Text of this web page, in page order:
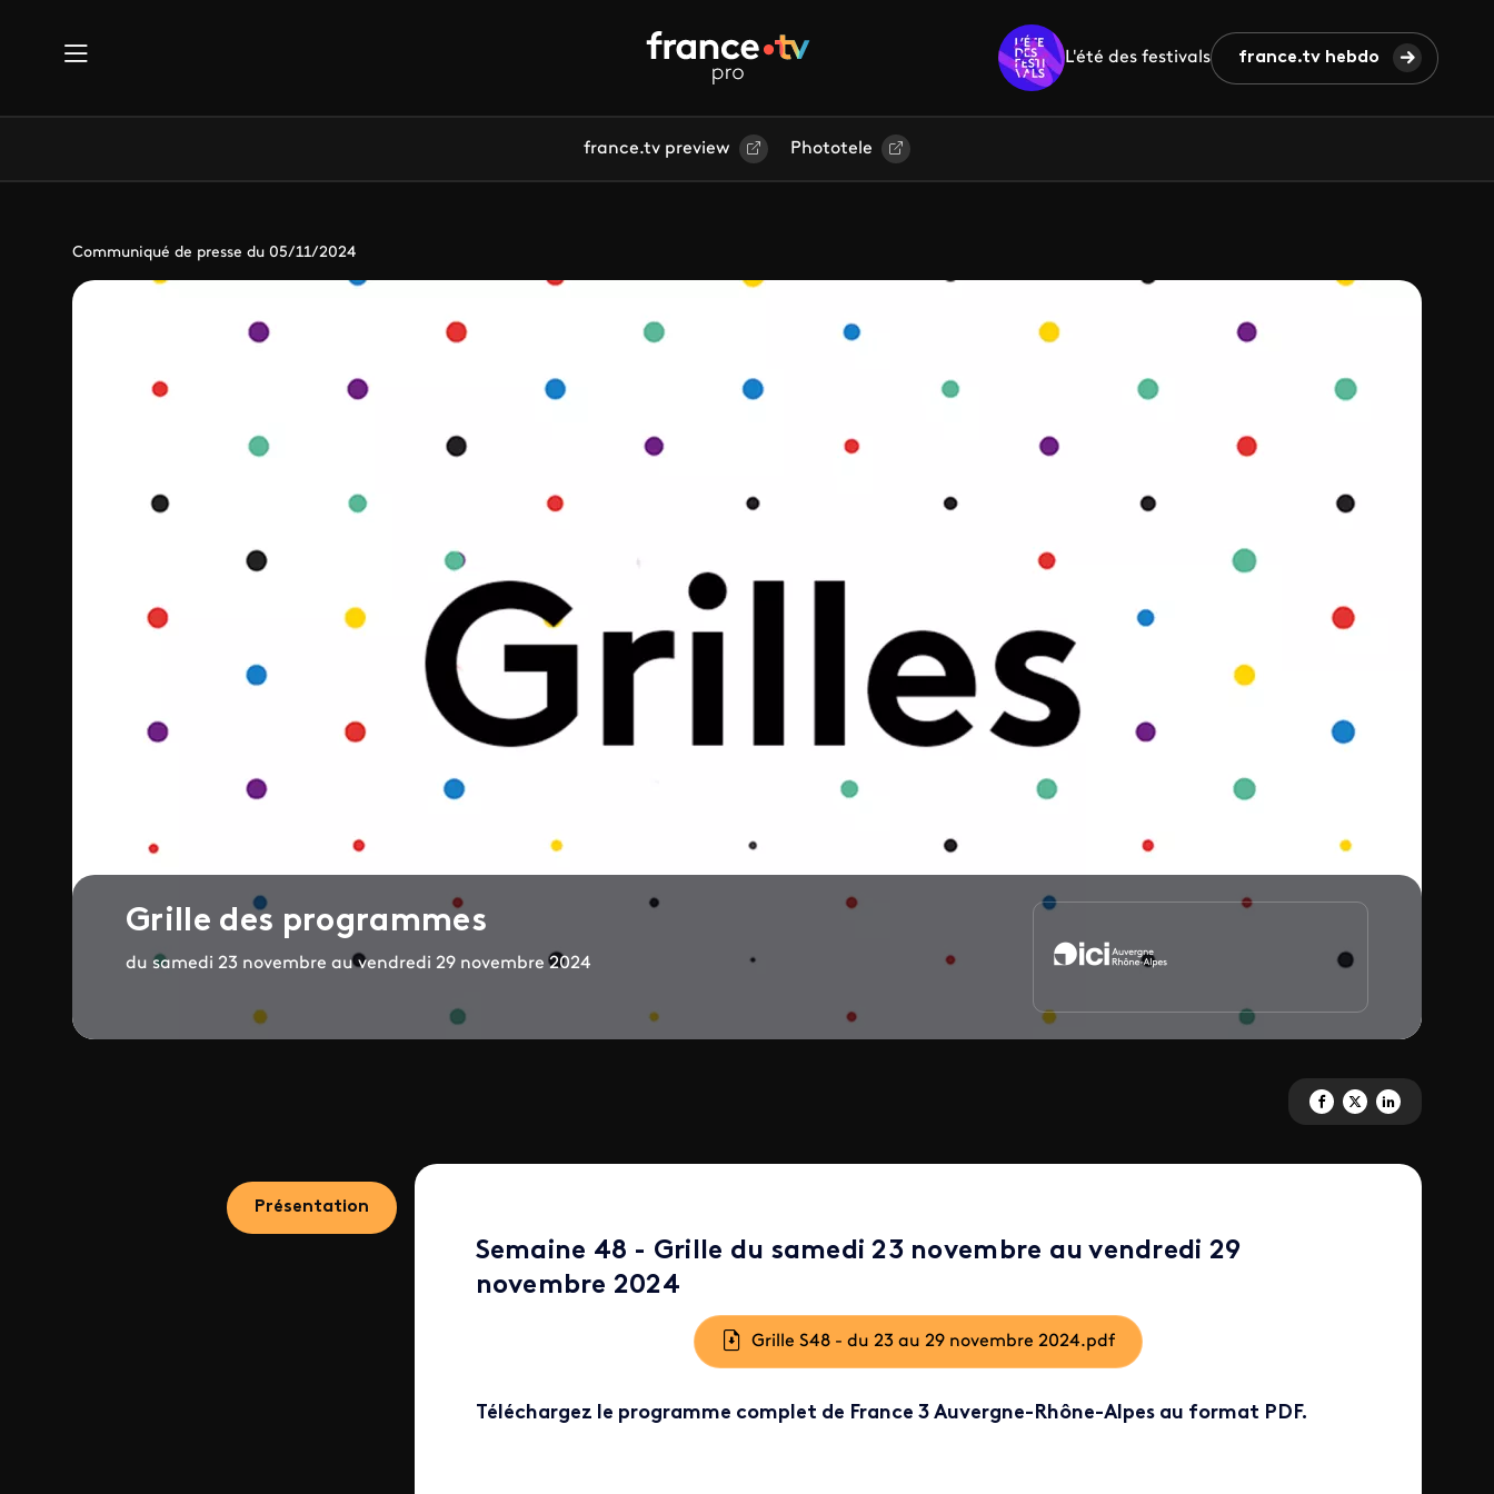
L'été des festivals france.tv hebdo
france.tv preview Phototele
Communiqué de presse du 05/11/2024
Grille des programmes
du samedi 23 novembre au vendredi 29 novembre 2024
Partagez 'Grille des
Partagez 'Grille des
Partagez 'Grille
Présentation
Semaine 48 - Grille du samedi 23 novembre au vendredi 29
novembre 2024
Grille S48 - du 23 au 29 novembre 2024.pdf
Téléchargez le programme complet de France 3 Auvergne-Rhône-Alpes au format PDF.